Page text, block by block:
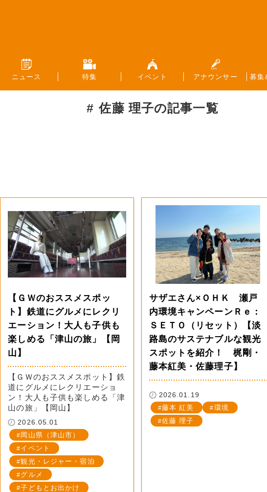
ニュース 特集 イベント アナウンサー 募集
佐藤 理子の記事一覧
【ＧＷのおススメスポッ
ト】鉄道にグルメにレクリ
エーション！大人も子供も
楽しめる「津山の旅」【岡
山】
【ＧＷのおススメスポット】鉄
道にグルメにレクリエーショ
ン！大人も子供も楽しめる「津
山の旅」【岡山】
2026.05.01
岡山県（津山市）
イベント
観光・レジャー・宿泊
グルメ
子どもとお出かけ
サザエさん×ＯＨＫ 瀬戸
内環境キャンペーンＲｅ：
ＳＥＴＯ（リセット）【淡
路島のサステナブルな観光
スポットを紹介！ 梶剛・
藤本紅美・佐藤理子】
2026.01.19
藤本 紅美
環境
佐藤 理子